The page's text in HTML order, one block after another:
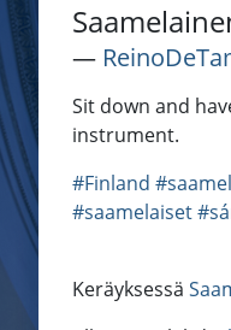
―
Sit down and
instrument.
#Finland
#saamelaiset
Keräyksessä